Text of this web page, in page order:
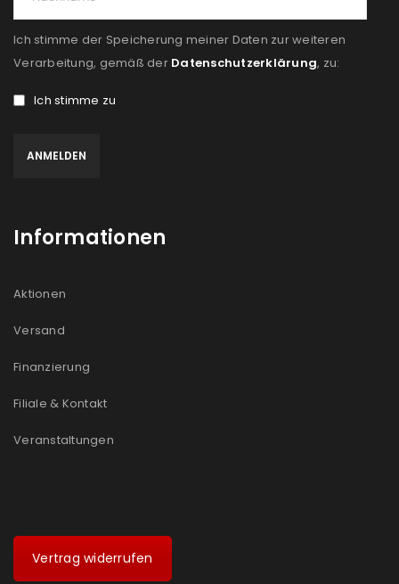
Ich stimme der Speicherung meiner Daten zur weiteren
Verarbeitung, gemäß der Datenschutzerklärung, zu:
Ich stimme zu
Informationen
Aktionen
Versand
Finanzierung
Filiale & Kontakt
Veranstaltungen
Vertrag widerrufen